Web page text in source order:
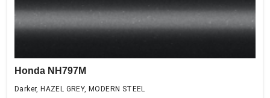
Honda NH797M
Darker, HAZEL GREY, MODERN STEEL